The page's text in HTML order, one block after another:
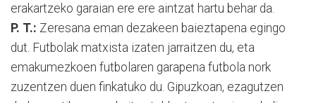
erakartzeko garaian ere ere aintzat hartu behar da.
P. T.: Zeresana eman dezakeen baieztapena egingo
dut. Futbolak matxista izaten jarraitzen du, eta
emakumezkoen futbolaren garapena futbola nork
zuzentzen duen finkatuko du. Gipuzkoan, ezagutzen